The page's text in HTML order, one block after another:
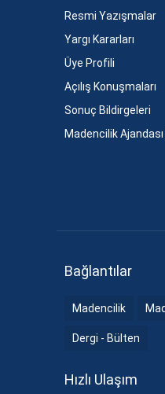
Resmi Yazışmalar
Yargı Kararları
Üye Profili
Açılış Konuşmaları
Sonuç Bildirgeleri
Madencilik
Bağlantılar
Madencilik
Dergi - Bülten
Hızlı Ulaşım